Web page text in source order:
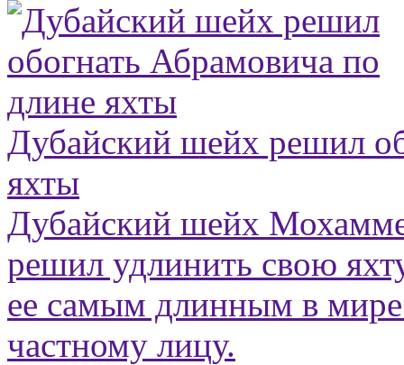
Дубайский шейх решил
яхты
Дубайский шейх
решил удлинить свою
ее самым длинным в
частному лицу.